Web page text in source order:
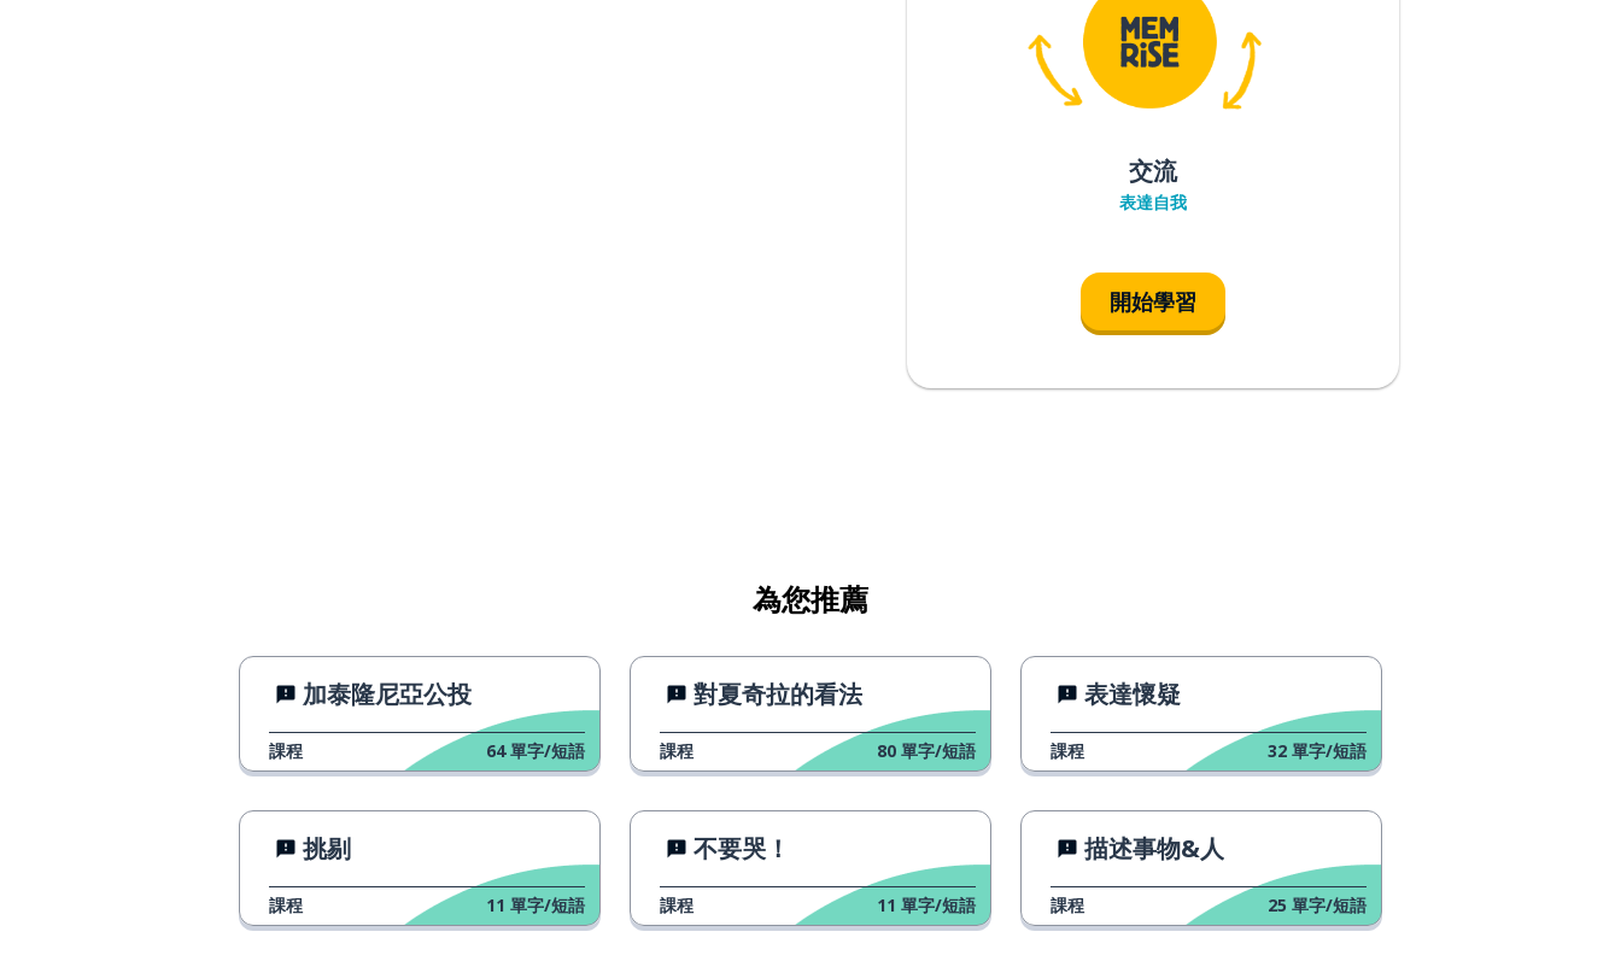
交流
表達自我
開始學習
為您推薦
加泰隆尼亞公投
課程 64 單字/短語
對夏奇拉的看法
課程 80 單字/短語
表達懷疑
課程 32 單字/短語
挑剔
課程 11 單字/短語
不要哭！
課程 11 單字/短語
描述事物&人
課程 25 單字/短語